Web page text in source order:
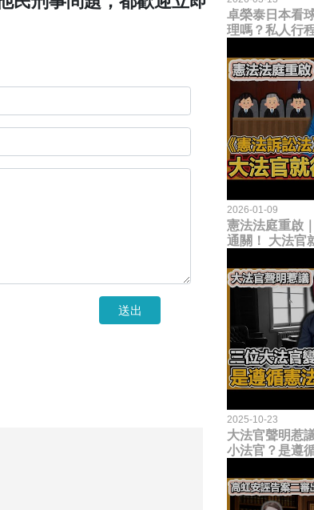
送出
卓榮泰日本看
理嗎？私人行
2026-01-09
憲法法庭重啟
通關！ 大法官
2025-10-23
大法官聲明惹
小法官？是遵